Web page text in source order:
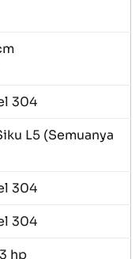
304
L5 (Semuanya
304
304
hp